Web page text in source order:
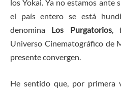
los Yokai. Ya no estamos ante
el país entero se está
denomina Los Purgatorios,
Universo Cinematográfico de
presente convergen.
He sentido que, por primera